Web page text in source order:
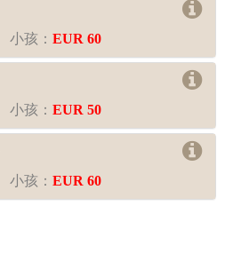
小孩： EUR 60
小孩： EUR 50
小孩： EUR 60